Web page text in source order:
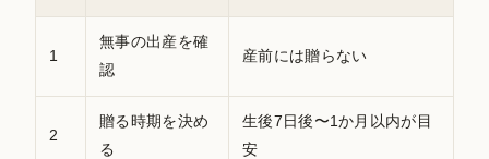
1
無事の出産を確
認
産前には贈らない
2
贈る時期を決め
る
生後7日後〜1か月以内が目
安